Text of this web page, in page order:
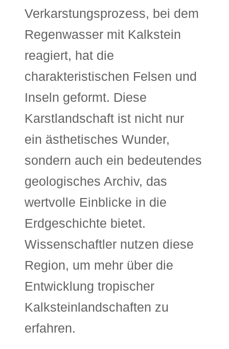
Verkarstungsprozess, bei dem
Regenwasser mit Kalkstein
reagiert, hat die
charakteristischen Felsen und
Inseln geformt. Diese
Karstlandschaft ist nicht nur
ein ästhetisches Wunder,
sondern auch ein bedeutendes
geologisches Archiv, das
wertvolle Einblicke in die
Erdgeschichte bietet.
Wissenschaftler nutzen diese
Region, um mehr über die
Entwicklung tropischer
Kalksteinlandschaften zu
erfahren.